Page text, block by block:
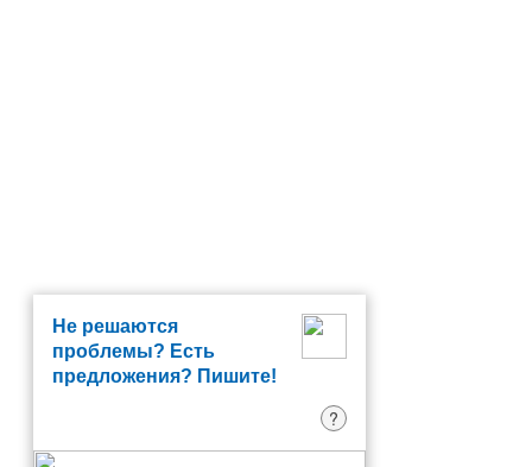
Не решаются
проблемы? Есть
предложения? Пишите!
?